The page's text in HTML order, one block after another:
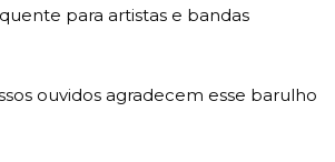
para artistas e bandas
ouvidos agradecem esse barulho